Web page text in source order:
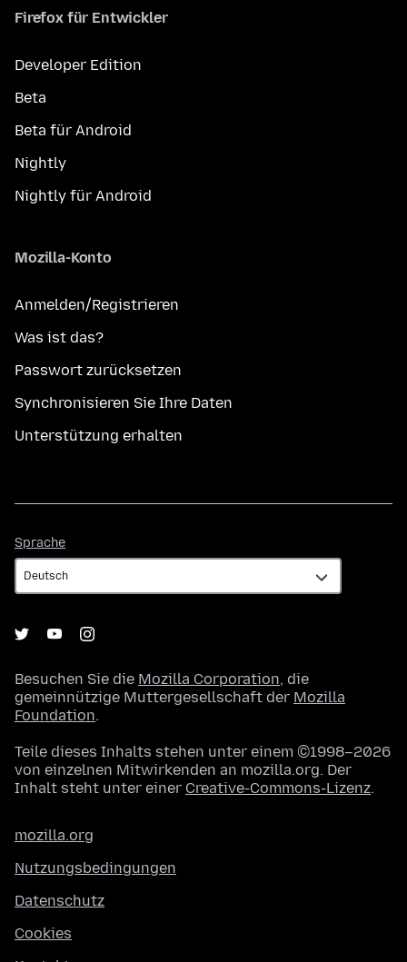
Firefox für Entwickler
Developer Edition
Beta
Beta für Android
Nightly
Nightly für Android
Mozilla-Konto
Anmelden/Registrieren
Was ist das?
Passwort zurücksetzen
Synchronisieren Sie Ihre Daten
Unterstützung erhalten
Sprache
Besuchen Sie die Mozilla Corporation, die
gemeinnützige Muttergesellschaft der Mozilla
Foundation.
Teile dieses Inhalts stehen unter einem ©1998–2026
von einzelnen Mitwirkenden an mozilla.org. Der
Inhalt steht unter einer Creative-Commons-Lizenz.
mozilla.org
Nutzungsbedingungen
Datenschutz
Cookies